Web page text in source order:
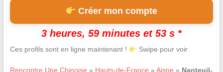
Créer mon compte
3 heures, 59 minutes et 53 s *
Ces profils sont en ligne maintenant ! Swipe pour voir
Rencontre Une Chinoise » Hauts-de-France » Aisne » Nanteuil-